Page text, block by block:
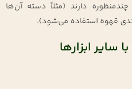
دارند (مثلاً دسته آن‌ها
قهوه استفاده می‌شود).
سایر ابزارها